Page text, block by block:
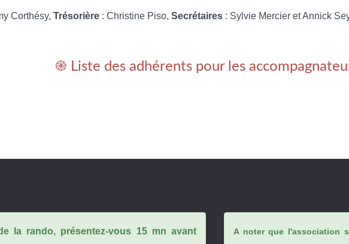
Corthésy, Trésorière : Christine Piso, Secrétaires : Sylvie Mercier et Annick
֎ Liste des adhérents pour les
la rando, présentez-vous 15 mn avant
A noter que l'association